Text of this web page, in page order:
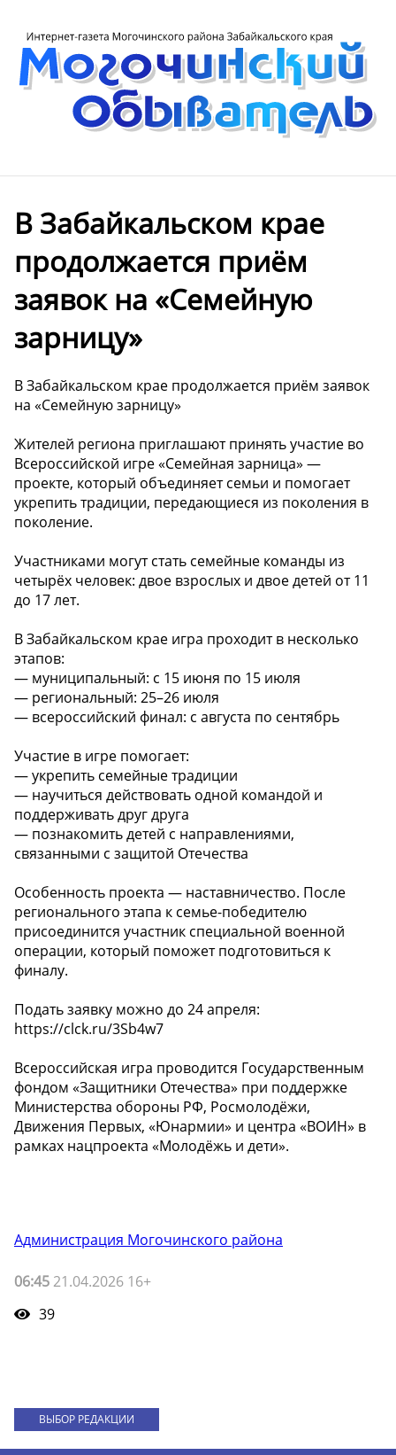
В Забайкальском крае
продолжается приём
заявок на «Семейную
зарницу»
В Забайкальском крае продолжается приём заявок
на «Семейную зарницу»
Жителей региона приглашают принять участие во
Всероссийской игре «Семейная зарница» —
проекте, который объединяет семьи и помогает
укрепить традиции, передающиеся из поколения в
поколение.
Участниками могут стать семейные команды из
четырёх человек: двое взрослых и двое детей от 11
до 17 лет.
В Забайкальском крае игра проходит в несколько
этапов:
— муниципальный: с 15 июня по 15 июля
— региональный: 25–26 июля
— всероссийский финал: с августа по сентябрь
Участие в игре помогает:
— укрепить семейные традиции
— научиться действовать одной командой и
поддерживать друг друга
— познакомить детей с направлениями,
связанными с защитой Отечества
Особенность проекта — наставничество. После
регионального этапа к семье-победителю
присоединится участник специальной военной
операции, который поможет подготовиться к
финалу.
Подать заявку можно до 24 апреля:
https://clck.ru/3Sb4w7
Всероссийская игра проводится Государственным
фондом «Защитники Отечества» при поддержке
Министерства обороны РФ, Росмолодёжи,
Движения Первых, «Юнармии» и центра «ВОИН» в
рамках нацпроекта «Молодёжь и дети».
Администрация Могочинского района
06:45 21.04.2026 16+
39
ВЫБОР РЕДАКЦИИ